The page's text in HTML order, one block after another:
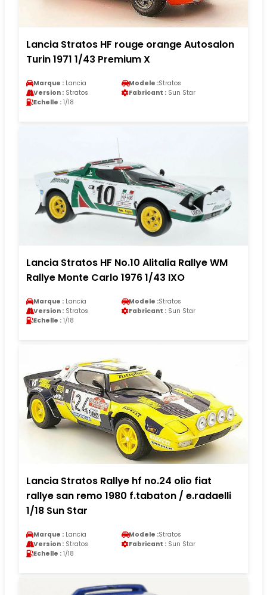
Lancia Stratos HF rouge orange Autosalon
Turin 1971 1/43 Premium X
Marque : Lancia Modele :Stratos
Version : Stratos Fabricant : Sun Star
Echelle : 1/18
Lancia Stratos HF No.10 Alitalia Rallye WM
Rallye Monte Carlo 1976 1/43 IXO
Marque : Lancia Modele :Stratos
Version : Stratos Fabricant : Sun Star
Echelle : 1/18
Lancia Stratos Rallye hf no.24 olio fiat
rallye san remo 1980 f.tabaton / e.radaelli
1/18 Sun Star
Marque : Lancia Modele :Stratos
Version : Stratos Fabricant : Sun Star
Echelle : 1/18